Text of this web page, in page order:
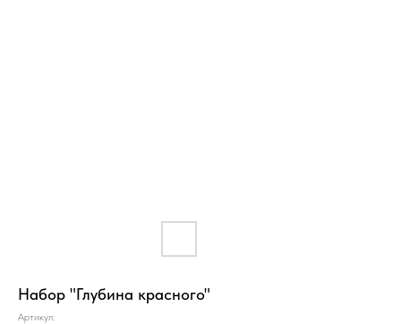
Набор "Глубина красного"
Артикул: